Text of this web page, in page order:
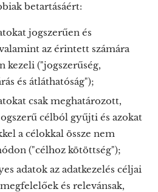
betartásáért:
jogszerűen és
az érintett számára
kezeli ("jogszerűség,
és átláthatóság");
csak meghatározott,
célból gyűjti és azokat
a célokkal össze nem
("célhoz kötöttség");
adatok az adatkezelés céljai
és relevánsak,